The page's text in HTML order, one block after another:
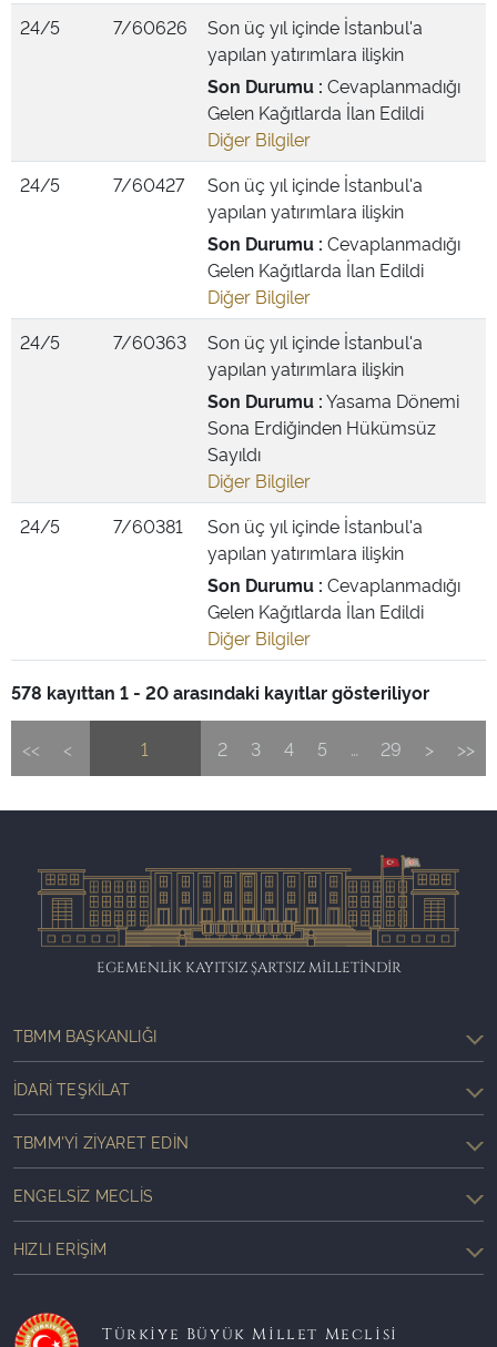
24/5
7/60626
Son üç yıl içinde İstanbul'a
yapılan yatırımlara ilişkin
Son Durumu : Cevaplanmadığı
Gelen Kağıtlarda İlan Edildi
Diğer Bilgiler
24/5
7/60427
Son üç yıl içinde İstanbul'a
yapılan yatırımlara ilişkin
Son Durumu : Cevaplanmadığı
Gelen Kağıtlarda İlan Edildi
Diğer Bilgiler
24/5
7/60363
Son üç yıl içinde İstanbul'a
yapılan yatırımlara ilişkin
Son Durumu :Yasama Dönemi
Sona Erdiğinden Hükümsüz
Sayıldı
Diğer Bilgiler
24/5
7/60381
Son üç yıl içinde İstanbul'a
yapılan yatırımlara ilişkin
Son Durumu : Cevaplanmadığı
Gelen Kağıtlarda İlan Edildi
Diğer Bilgiler
578 kayıttan 1 - 20 arasındaki kayıtlar gösteriliyor
<< < 1 2 3 4 5 … 29 > >>
EGEMENLİK KAYITSIZ ŞARTSIZ MİLLETİNDİR
TBMM BAŞKANLIĞI
İDARI TEŞKILAT
TBMM'YI ZIYARET EDIN
ENGELSIZ MECLIS
HIZLI ERIŞIM
Türkiye Büyük Millet Meclisi